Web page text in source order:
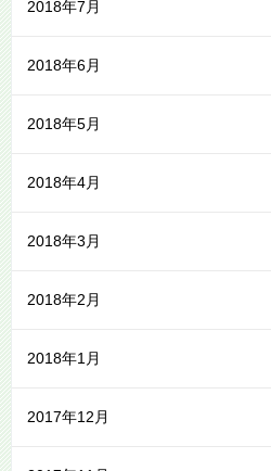
2018年7月
2018年6月
2018年5月
2018年4月
2018年3月
2018年2月
2018年1月
2017年12月